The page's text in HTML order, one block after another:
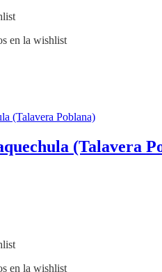
en la wishlist
(Talavera
en la wishlist